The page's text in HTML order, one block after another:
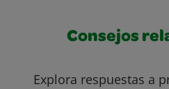
Consejos
Explora respuestas a